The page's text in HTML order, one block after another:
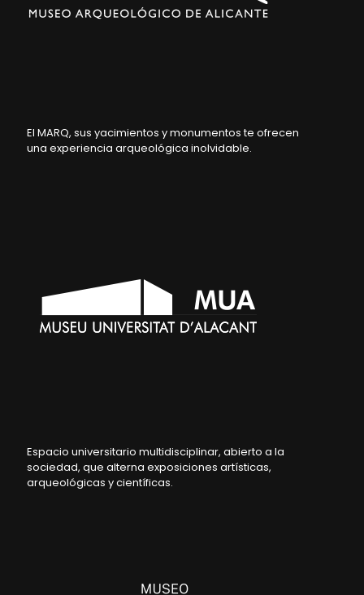
El MARQ, sus yacimientos y monumentos te ofrecen
una experiencia arqueológica inolvidable.
Espacio universitario multidisciplinar, abierto a la
sociedad, que alterna exposiciones artísticas,
arqueológicas y científicas.